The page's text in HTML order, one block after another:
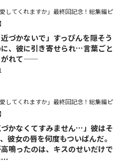
してくれますか」最終回記念！総集編ピ
近づかないで」すっぴんを隠そう
に、彼に引き寄せられ…言葉ごと
がれて——
してくれますか」最終回記念！総集編ピ
づかなくてすみません…」彼はそ
彼女の唇を何度もついばんだ。
鳴ったのは、キスのせいだけで